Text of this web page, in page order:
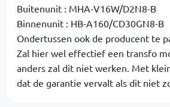
Buitenunit : MHA-V16W/D2N8-B
Binnenunit : HB-A160/CD30GN8-B
Ondertussen ook de producent te
Zal hier wel effectief een transfo
anders zal dit niet werken. Met
dat de garantie vervalt als dit niet